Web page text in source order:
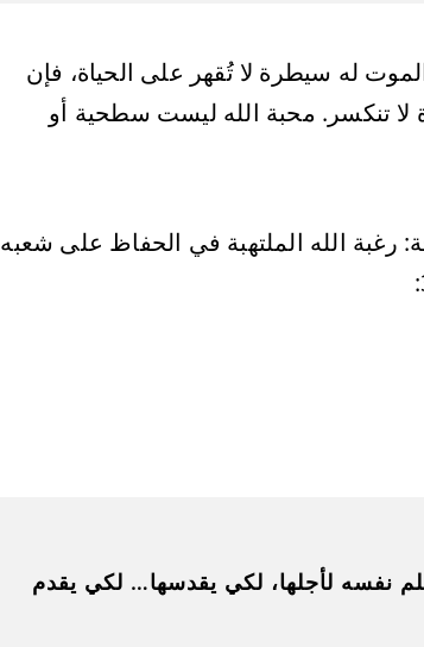
له سيطرة لا تُقهر على الحياة، فإن
لا تنكسر. محبة الله ليست سطحية أو
رغبة الله الملتهبة في الحفاظ على شعبه
نفسه لأجلها، لكي يقدسها… لكي يقدم